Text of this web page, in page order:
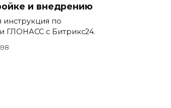
и внедрению
инструкция по
ГЛОНАСС с Битрикс24.